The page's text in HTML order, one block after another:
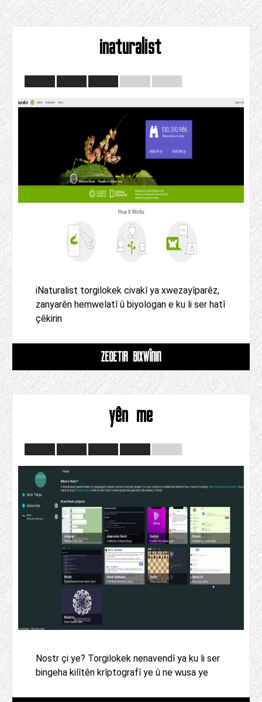
inaturalist
iNaturalist torgilokek civakî ya xwezayîparêz,
zanyarên hemwelatî û biyologan e ku li ser hatî
çêkirin
ZÊDETIR BIXWÎNIN
yên me
Nostr çi ye? Torgilokek nenavendî ya ku li ser
bingeha kilîtên krîptografî ye û ne wusa ye